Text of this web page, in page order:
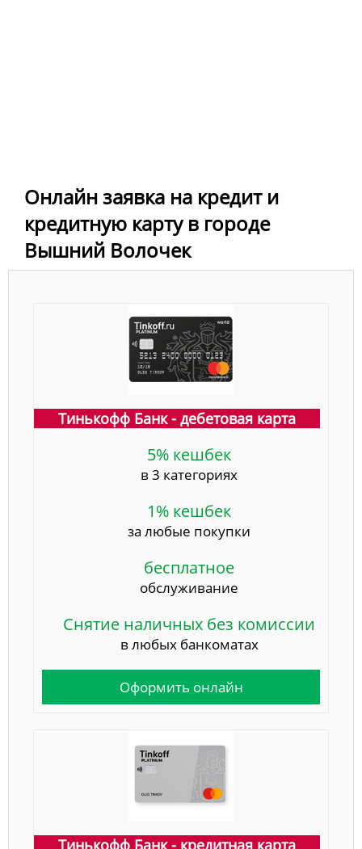
Онлайн заявка на кредит и
кредитную карту в городе
Вышний Волочек
Тинькофф Банк - дебетовая карта
5% кешбек
в 3 категориях
1% кешбек
за любые покупки
бесплатное
обслуживание
Снятие наличных без комиссии
в любых банкоматах
Оформить онлайн
Тинькофф Банк - кредитная карта